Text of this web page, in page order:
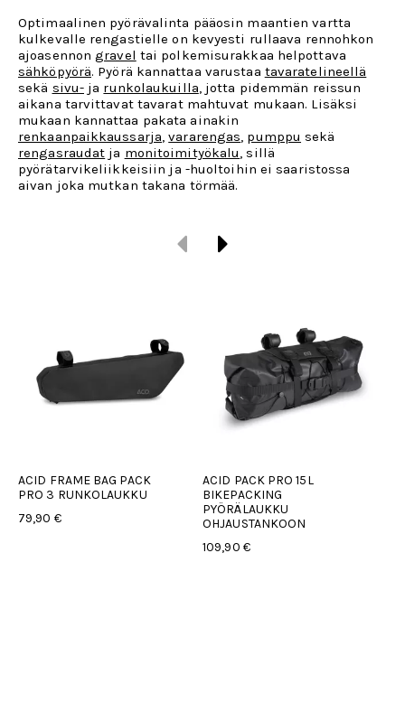
Optimaalinen pyörävalinta pääosin maantien vartta
kulkevalle rengastielle on kevyesti rullaava rennohkon
ajoasennongravel tai polkemisurakkaa helpottava
sähköpyörä. Pyörä kannattaa varustaa tavaratelineellä
sekä sivu- ja runkolaukuilla, jotta pidemmän reissun
aikana tarvittavat tavarat mahtuvat mukaan. Lisäksi
mukaan kannattaa pakata ainakin
renkaanpaikkaussarja,vararengas, pumppu sekä
rengasraudat ja monitoimityökalu, sillä
pyörätarvikeliikkeisiin ja -huoltoihin ei saaristossa
aivan joka mutkan takana törmää.
ACID FRAME BAG PACK
PRO 3 RUNKOLAUKKU
79,90 €
ACID PACK PRO 15L
BIKEPACKING
PYÖRÄLAUKKU
OHJAUSTANKOON
109,90 €